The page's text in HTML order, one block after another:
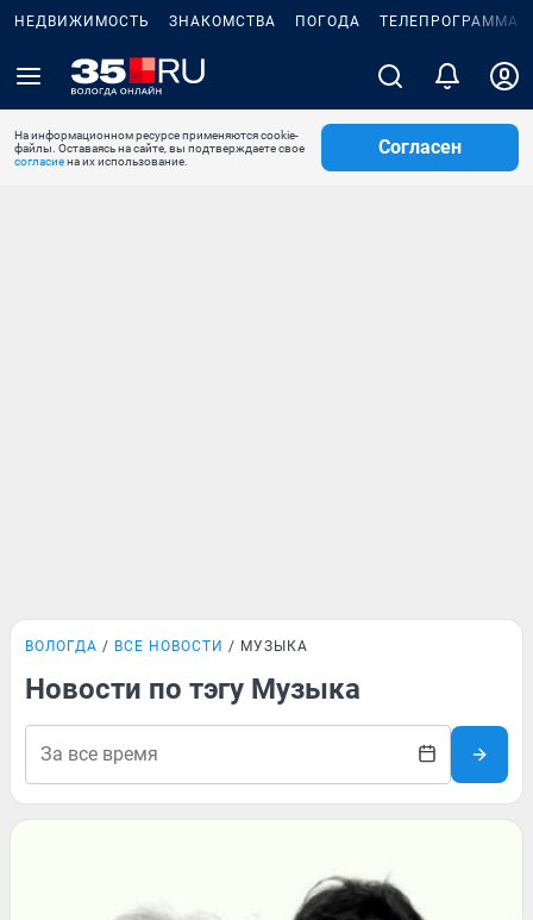
НЕДВИЖИМОСТЬ ЗНАКОМСТВА ПОГОДА ТЕЛЕПРОГРАММА
На информационном ресурсе применяются cookie-
файлы. Оставаясь на сайте, вы подтверждаете свое
согласиена их использование.
Согласен
ВОЛОГДА ВСЕ НОВОСТИ МУЗЫКА
Новости по тэгу Музыка